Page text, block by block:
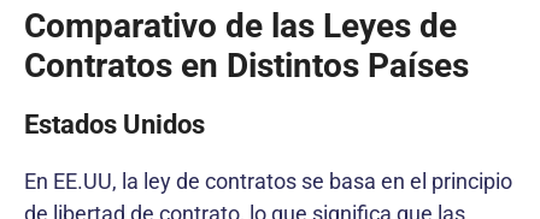
Comparativo de las Leyes de
Contratos en Distintos Países
Estados Unidos
En EE.UU, la ley de contratos se basa en el principio
de libertad de contrato, lo que significa que las